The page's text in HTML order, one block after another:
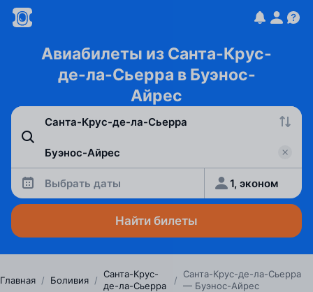
Авиабилеты из Санта-Крус-
де-ла-Сьерра в Буэнос-
Айрес
Выбрать даты 1, эконом
Найти билеты
Главная / Боливия /
Санта-Крус-
де-ла-Сьерра
/
Санта-Крус-де-ла-Сьерра
— Буэнос-Айрес